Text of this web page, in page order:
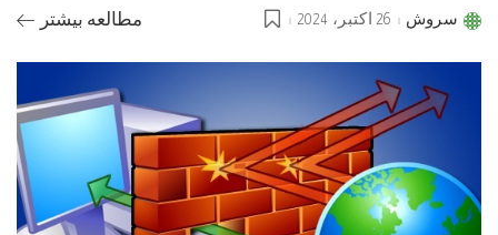
Postedسروش 26 اکتبر، 2024 مطالعه بیشتر